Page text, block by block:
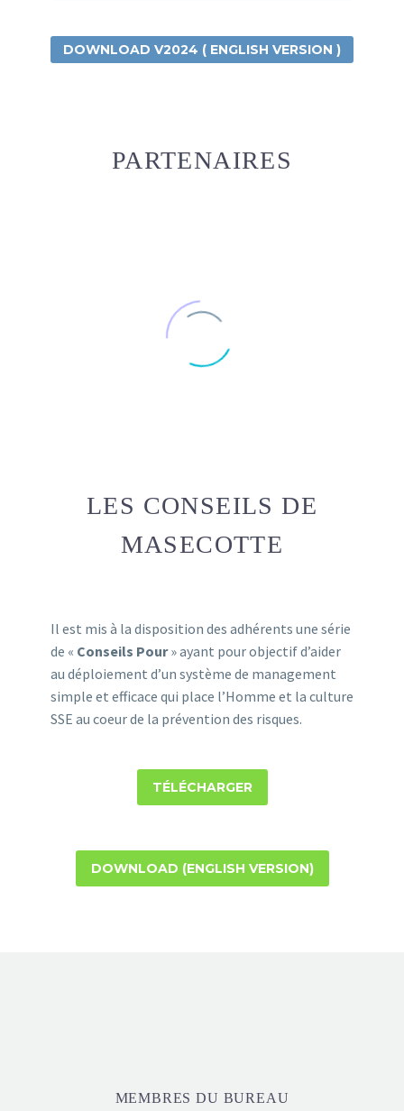
DOWNLOAD V2024 ( ENGLISH VERSION )
PARTENAIRES
LES CONSEILS DE
MASECOTTE
Il est mis à la disposition des adhérents une série
de « Conseils Pour» ayant pour objectif d’aider
au déploiement d’un système de management
simple et efficace qui place l’Homme et la culture
SSE au coeur de la prévention des risques.
TÉLÉCHARGER
DOWNLOAD (ENGLISH VERSION)
MEMBRES DU BUREAU